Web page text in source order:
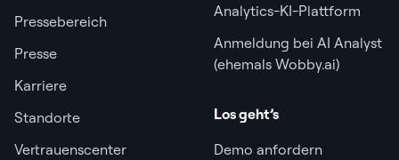
Pressebereich
Presse
Karriere
Standorte
Vertrauenscenter
Analytics-KI-Plattform
Anmeldung bei AI Analyst
(ehemals Wobby.ai)
Los geht’s
Demo anfordern